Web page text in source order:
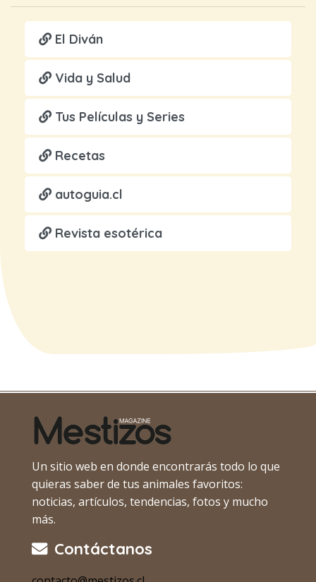
El Diván
Vida y Salud
Tus Películas y Series
Recetas
autoguia.cl
Revista esotérica
Un sitio web en donde encontrarás todo lo que
quieras saber de tus animales favoritos:
noticias, artículos, tendencias, fotos y mucho
más.
Contáctanos